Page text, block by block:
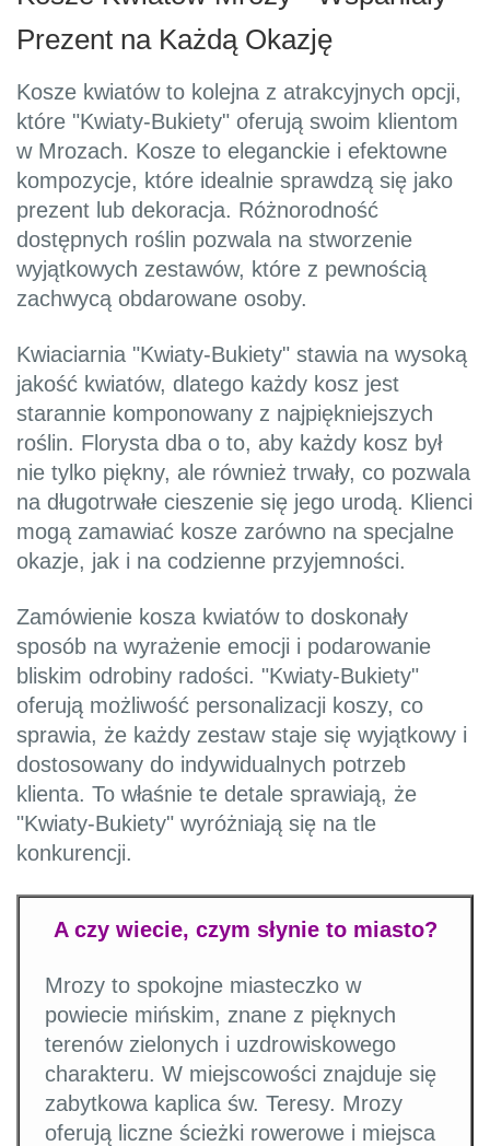
Prezent na Każdą Okazję
Kosze kwiatów to kolejna z atrakcyjnych opcji,
które "Kwiaty-Bukiety" oferują swoim klientom
w Mrozach. Kosze to eleganckie i efektowne
kompozycje, które idealnie sprawdzą się jako
prezent lub dekoracja. Różnorodność
dostępnych roślin pozwala na stworzenie
wyjątkowych zestawów, które z pewnością
zachwycą obdarowane osoby.
Kwiaciarnia "Kwiaty-Bukiety" stawia na wysoką
jakość kwiatów, dlatego każdy kosz jest
starannie komponowany z najpiękniejszych
roślin. Florysta dba o to, aby każdy kosz był
nie tylko piękny, ale również trwały, co pozwala
na długotrwałe cieszenie się jego urodą. Klienci
mogą zamawiać kosze zarówno na specjalne
okazje, jak i na codzienne przyjemności.
Zamówienie kosza kwiatów to doskonały
sposób na wyrażenie emocji i podarowanie
bliskim odrobiny radości. "Kwiaty-Bukiety"
oferują możliwość personalizacji koszy, co
sprawia, że każdy zestaw staje się wyjątkowy i
dostosowany do indywidualnych potrzeb
klienta. To właśnie te detale sprawiają, że
"Kwiaty-Bukiety" wyróżniają się na tle
konkurencji.
A czy wiecie, czym słynie to miasto?
Mrozy to spokojne miasteczko w
powiecie mińskim, znane z pięknych
terenów zielonych i uzdrowiskowego
charakteru. W miejscowości znajduje się
zabytkowa kaplica św. Teresy. Mrozy
oferują liczne ścieżki rowerowe i miejsca